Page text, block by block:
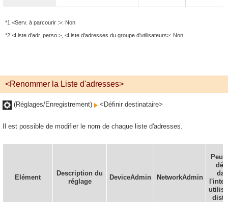
*1 <Serv. à parcourir :>: Non
*2 <Liste d'adr. perso.>, <Liste d'adresses du groupe d'utilisateurs>: Non
<Renommer la Liste d'adresses>
(Réglages/Enregistrement) <Définir destinataire>
Il est possible de modifier le nom de chaque liste d'adresses.
Elément
Description du
réglage
DeviceAdmin NetworkAdmin
Peut